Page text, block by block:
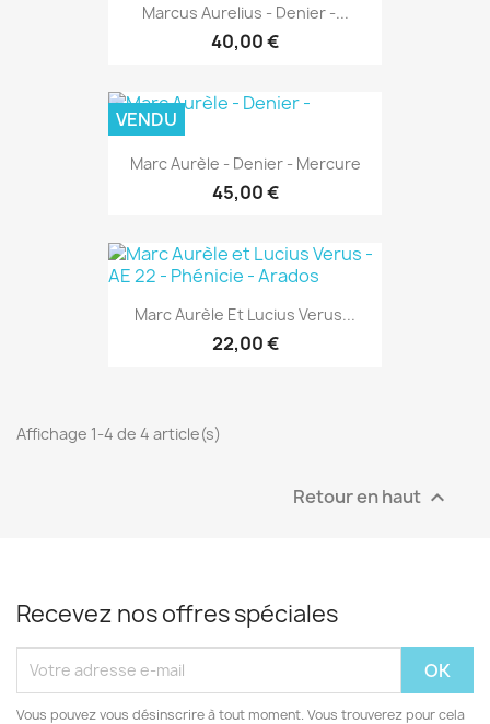
Marcus Aurelius - Denier -...
40,00 €
Marc Aurèle - Denier - Mercure
45,00 €
VENDU
Marc Aurèle Et Lucius Verus...
22,00 €
Affichage 1-4 de 4 article(s)
Retour en haut 
Recevez nos offres spéciales
Vous pouvez vous désinscrire à tout moment. Vous trouverez pour cela